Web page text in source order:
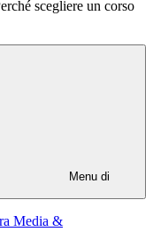
scegliere un corso
Menu di
Media &